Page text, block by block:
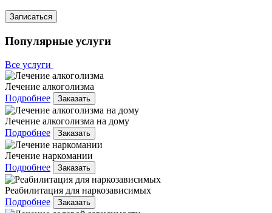
Записаться
Популярные услуги
Все услуги
Лечение алкоголизма
Подробнее
Заказать
Лечение алкоголизма на дому
Подробнее
Заказать
Лечение наркомании
Подробнее
Заказать
Реабилитация для наркозависимых
Подробнее
Заказать